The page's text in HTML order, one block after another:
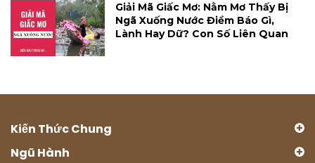
Giải Mã Giấc Mơ: Nằm Mơ Thấy Bị
Ngã Xuống Nước Điềm Báo Gì,
Lành Hay Dữ? Con Số Liên Quan
Kiến Thức Chung
Ngũ Hành